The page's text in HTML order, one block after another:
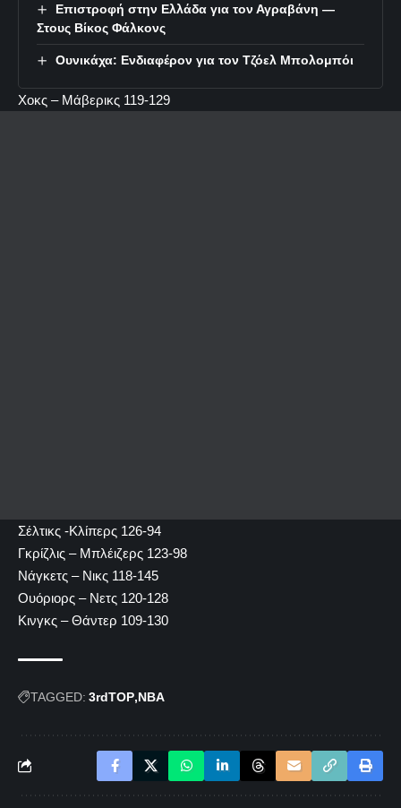
Επιστροφή στην Ελλάδα για τον Αγραβάνη —
Στους Βίκος Φάλκονς
Ουνικάχα: Ενδιαφέρον για τον Τζόελ Μπολομπόι
Χοκς – Μάβερικς 119-129
Σέλτικς -Κλίπερς 126-94
Γκρίζλις – Μπλέιζερς 123-98
Νάγκετς – Νικς 118-145
Ουόριορς – Νετς 120-128
Κινγκς – Θάντερ 109-130
TAGGED: 3rdTOP NBA